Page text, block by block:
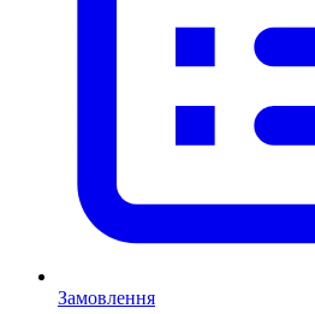
Замовлення